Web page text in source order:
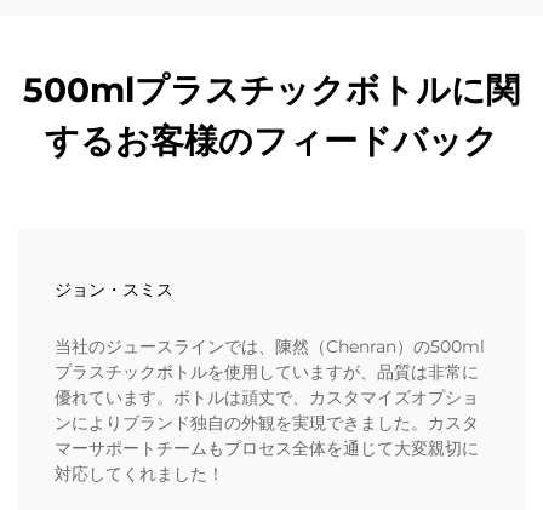
500mlプラスチックボトルに関
するお客様のフィードバック
ジョン・スミス
当社のジュースラインでは、陳然（Chenran）の500ml
プラスチックボトルを使用していますが、品質は非常に
優れています。ボトルは頑丈で、カスタマイズオプショ
ンによりブランド独自の外観を実現できました。カスタ
マーサポートチームもプロセス全体を通じて大変親切に
対応してくれました！